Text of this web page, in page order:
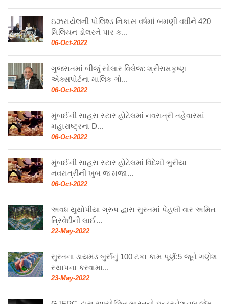
ઇઝરાયેલની પોલિશ્ડ નિકાસ વર્ષમાં બમણી વધીને 420
મિલિયન ડોલરને પાર ક...
06-Oct-2022
ગુજરાતમાં બીજું સોલાર વિલેજ: શ્રીરામકૃષ્ણ
એક્સપોર્ટના માલિક ગો...
06-Oct-2022
મુંબઈની સાહરા સ્ટાર હોટેલમાં નવરાત્રી તહેવારમાં
મહારાષ્ટ્રના D...
06-Oct-2022
મુંબઈની સાહરા સ્ટાર હોટેલમાં વિદેશી ભુરીયા
નવરાત્રીની ખુબ જ મજા...
06-Oct-2022
અવધ યુથોપીયા ગ્રુપ દ્વારા સુરતમાં પેહલી વાર અમિત
ત્રિવેદીની લાઈ...
22-May-2022
સુરતના ડાયમંડ બુર્સનું 100 ટકા કામ પૂર્ણ:5 જૂને ગણેશ
સ્થાપના કરવામા...
23-May-2022